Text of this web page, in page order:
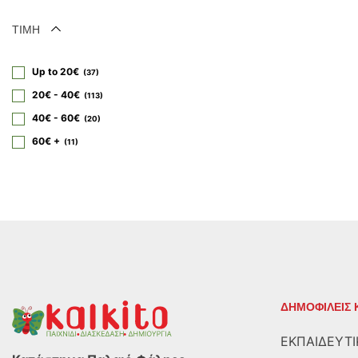
ΤΙΜΗ
Up to 20€ 37
20€ - 40€ 113
40€ - 60€ 20
60€ + 11
ΔΗΜΟΦΙΛΕΙΣ